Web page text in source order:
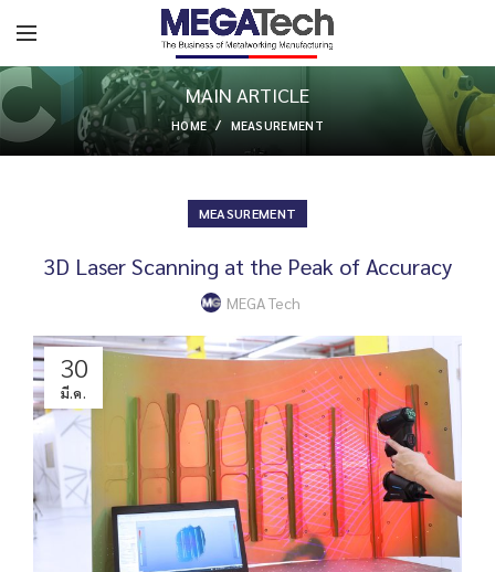
MAIN ARTICLE
HOME MEASUREMENT
MEASUREMENT
3D Laser Scanning at the Peak of Accuracy
MEGA Tech
30
มี.ค.